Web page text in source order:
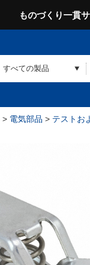
ものづくり一貫
> 電気部品 > テストお